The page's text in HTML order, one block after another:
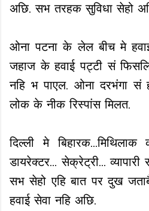
अछि. सभ तरहक सुविधा सेहो
ओना पटना के लेल बीच मे
जहाज के हवाई पट्टी सं
नहि भ पाएल. ओना दरभंगा सं
लोक के नीक रिस्पांस मिलत.
दिल्ली मे
डायरेक्टर... सेक्रेट्री...
सभ सेहो एहि बात पर दुख
हवाई सेवा नहि अछि.